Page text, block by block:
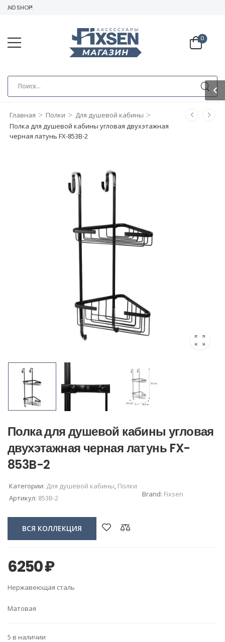
SHOP!
0
Главная > Полки > Для душевой кабины >
Полка для душевой кабины угловая двухэтажная
черная латунь FX-853B-2
Полка для душевой кабины угловая
двухэтажная черная латунь FX-
853B-2
Категории: Для душевой кабины, Полки
Артикул: 853B-2 Brand: Fixsen
ВСЯ КОЛЛЕКЦИЯ
6250₽
Нержавеющая сталь
Матовая
5 в наличии